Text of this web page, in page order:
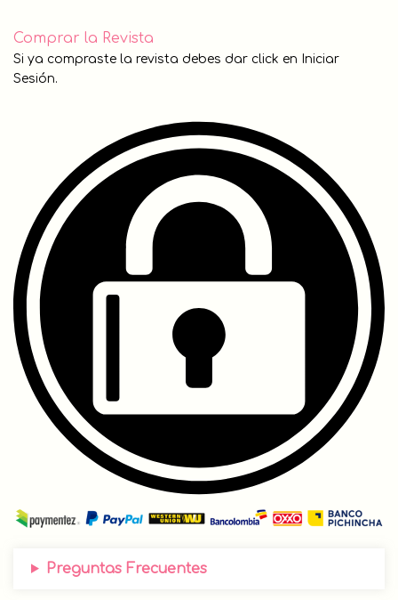
Comprar la Revista
Si ya compraste la revista debes dar click en Iniciar
Sesión.
Preguntas Frecuentes